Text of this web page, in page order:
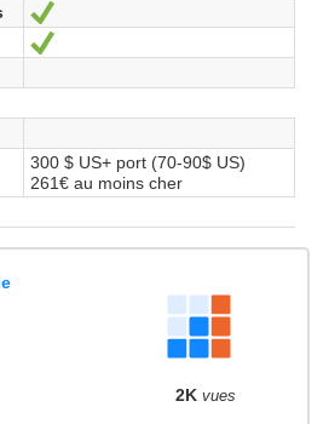
Oui
300 $ US+ port (70-90$ US)
261€ au moins cher
2K vues